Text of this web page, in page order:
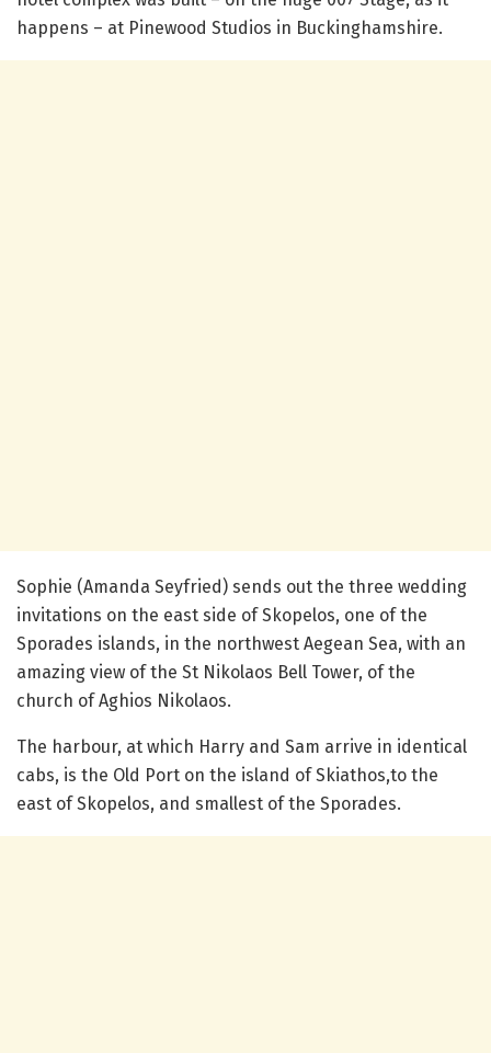
happens – at Pinewood Studios in Buckinghamshire.
Sophie (Amanda Seyfried) sends out the three wedding
invitations on the east side of Skopelos, one of the
Sporades islands, in the northwest Aegean Sea, with an
amazing view of the St Nikolaos Bell Tower, of the
church of Aghios Nikolaos.
The harbour, at which Harry and Sam arrive in identical
cabs, is the Old Port on the island of Skiathos,to the
east of Skopelos, and smallest of the Sporades.